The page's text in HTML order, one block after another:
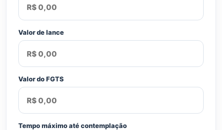
Valor de lance
Valor do FGTS
Tempo máximo até contemplação